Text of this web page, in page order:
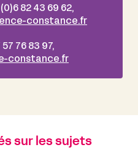
82 43 69 62,
constance.fr
76 83 97,
constance.fr
sur les sujets